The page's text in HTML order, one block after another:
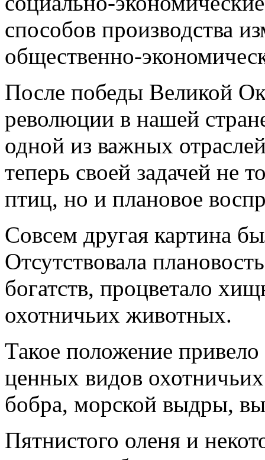
способов производства
общественно-
После победы Великой
революции в нашей
одной из важных
теперь своей задачей не
птиц, но и плановое
Совсем другая картина
Отсутствовала
богатств, процветало
охотничьих животных.
Такое положение
ценных видов
бобра, морской выдры,
Пятнистого оленя и